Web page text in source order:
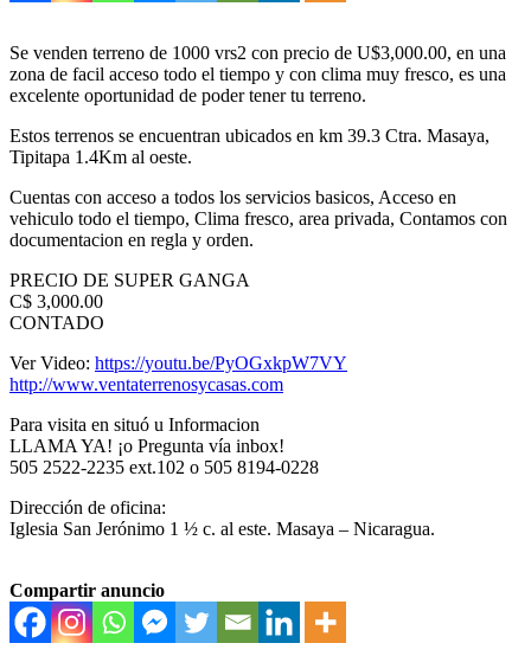
Se venden terreno de 1000 vrs2 con precio de U$3,000.00, en una
zona de facil acceso todo el tiempo y con clima muy fresco, es una
excelente oportunidad de poder tener tu terreno.
Estos terrenos se encuentran ubicados en km 39.3 Ctra. Masaya,
Tipitapa 1.4Km al oeste.
Cuentas con acceso a todos los servicios basicos, Acceso en
vehiculo todo el tiempo, Clima fresco, area privada, Contamos con
documentacion en regla y orden.
PRECIO DE SUPER GANGA
C$ 3,000.00
CONTADO
Ver Video: https://youtu.be/PyOGxkpW7VY
http://www.ventaterrenosycasas.com
Para visita en situó u Informacion
LLAMA YA! ¡o Pregunta vía inbox!
505 2522-2235 ext.102 o 505 8194-0228
Dirección de oficina:
Iglesia San Jerónimo 1 ½ c. al este. Masaya – Nicaragua.
Compartir anuncio